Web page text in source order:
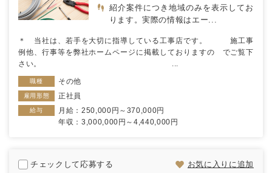
紹介案件につき地域のみを表示してお
ります。実際の情報はエー...
＊ 当社は、若手を大切に指導している工事店です。 施工事
例他、行事等を弊社ホームページに掲載しておりますの でご覧下
さい。 ...
職種 その他
雇用形態 正社員
給与
月給：250,000円～370,000円
年収：3,000,000円～4,440,000円
チェックして応募する お気に入りに追加